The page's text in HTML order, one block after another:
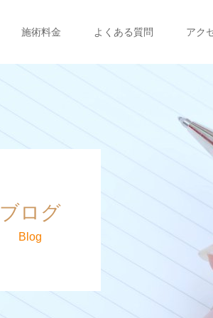
施術料金 よくある質問 アク
ブログ
Blog